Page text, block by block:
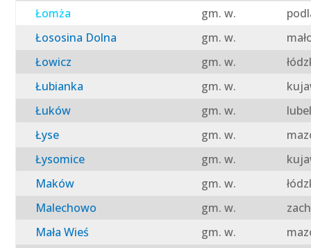
Łomża
gm. w.
Łososina Dolna
gm. w.
Łowicz
gm. w.
Łubianka
gm. w.
Łuków
gm. w.
Łyse
gm. w.
Łysomice
gm. w.
Maków
gm. w.
Malechowo
gm. w.
Mała Wieś
gm. w.